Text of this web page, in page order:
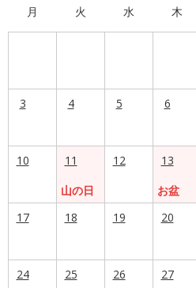
月 火 水 木
3 4 5 6
10
11
山の日
12
13
お盆
17
18 19 20
24 25 26 27